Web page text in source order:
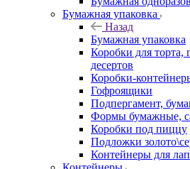
Бумажная упаковка
Назад
Бумажная упаковка
Коробки для
десертов
Коробки-
Гофроящики
Подпергамент,
Формы бумажные,
Коробки под пиццу
Подложки
Контейнеры для